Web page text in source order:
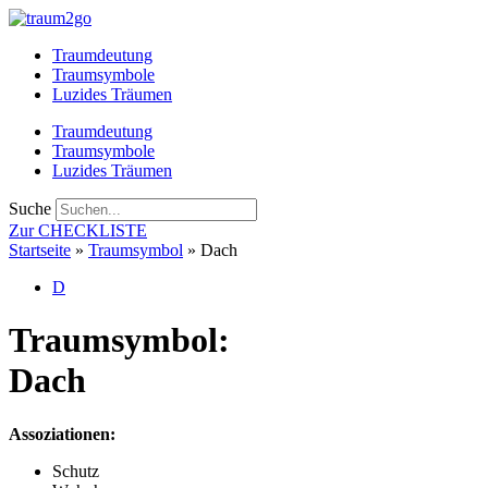
Zum
springenTraumdeutung
Traumsymbole
Luzides Träumen
Traumdeutung
Traumsymbole
Luzides Träumen
Suche
Zur CHECKLISTE
Startseite » Traumsymbol » Dach
D
Traumsymbol:
Dach
Assoziationen:
Schutz